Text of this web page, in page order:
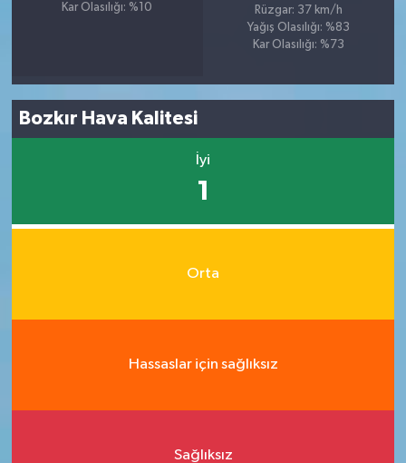
Kar Olasılığı: %10
Rüzgar: 37 km/h
Yağış Olasılığı: %83
Kar Olasılığı: %73
Bozkır Hava Kalitesi
İyi
1
Orta
Hassaslar için sağlıksız
Sağlıksız